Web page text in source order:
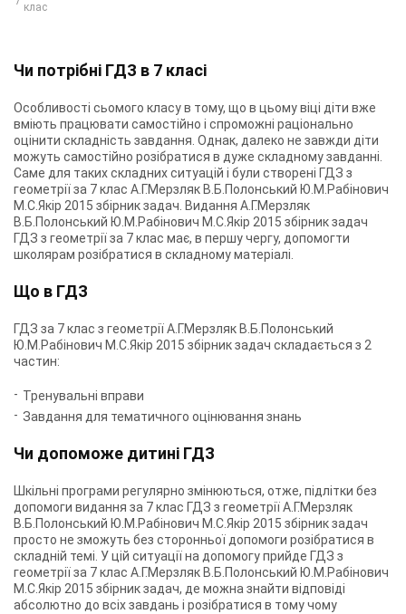
клас
Чи потрібні ГДЗ в 7 класі
Особливості сьомого класу в тому, що в цьому віці діти вже
вміють працювати самостійно і спроможні раціонально
оцінити складність завдання. Однак, далеко не завжди діти
можуть самостійно розібратися в дуже складному завданні.
Саме для таких складних ситуацій і були створені ГДЗ з
геометрії за 7 клас А.Г.Мерзляк В.Б.Полонський Ю.М.Рабінович
М.С.Якір 2015 збірник задач. Видання А.Г.Мерзляк
В.Б.Полонський Ю.М.Рабінович М.С.Якір 2015 збірник задач
ГДЗ з геометрії за 7 клас має, в першу чергу, допомогти
школярам розібратися в складному матеріалі.
Що в ГДЗ
ГДЗ за 7 клас з геометрії А.Г.Мерзляк В.Б.Полонський
Ю.М.Рабінович М.С.Якір 2015 збірник задач складається з 2
частин:
Тренувальні вправи
Завдання для тематичного оцінювання знань
Чи допоможе дитині ГДЗ
Шкільні програми регулярно змінюються, отже, підлітки без
допомоги видання за 7 клас ГДЗ з геометрії А.Г.Мерзляк
В.Б.Полонський Ю.М.Рабінович М.С.Якір 2015 збірник задач
просто не зможуть без сторонньої допомоги розібратися в
складній темі. У цій ситуації на допомогу прийде ГДЗ з
геометрії за 7 клас А.Г.Мерзляк В.Б.Полонський Ю.М.Рабінович
М.С.Якір 2015 збірник задач, де можна знайти відповіді
абсолютно до всіх завдань і розібратися в тому чому